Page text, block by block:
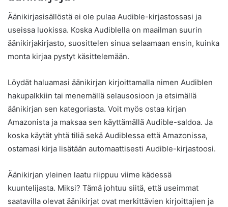
Äänikirjasisällöstä ei ole pulaa Audible-kirjastossasi ja
useissa luokissa. Koska Audiblella on maailman suurin
äänikirjakirjasto, suosittelen sinua selaamaan ensin, kuinka
monta kirjaa pystyt käsittelemään.
Löydät haluamasi äänikirjan kirjoittamalla nimen Audiblen
hakupalkkiin tai menemällä selausosioon ja etsimällä
äänikirjan sen kategoriasta. Voit myös ostaa kirjan
Amazonista ja maksaa sen käyttämällä Audible-saldoa. Ja
koska käytät yhtä tiliä sekä Audiblessa että Amazonissa,
ostamasi kirja lisätään automaattisesti Audible-kirjastoosi.
Äänikirjan yleinen laatu riippuu viime kädessä
kuuntelijasta. Miksi? Tämä johtuu siitä, että useimmat
saatavilla olevat äänikirjat ovat merkittävien kirjoittajien ja